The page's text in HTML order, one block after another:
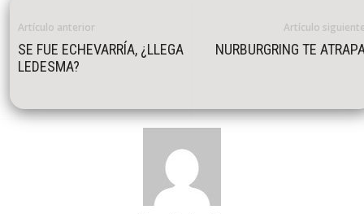
Artículo anterior
SE FUE ECHEVARRÍA, ¿LLEGA
LEDESMA?
Artículo
NURBURGRING TE